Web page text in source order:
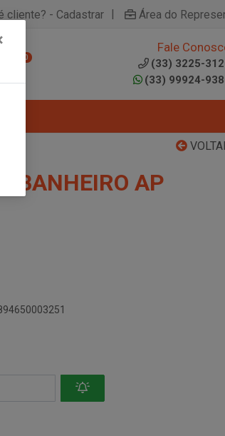
cliente? - Cadastrar | Área do
0
Fale
(33) 3225-
(33) 99924-
BANHEIRO AP